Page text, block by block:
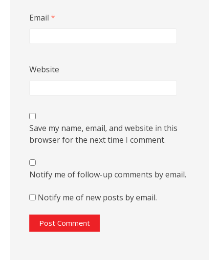
Email *
Website
Save my name, email, and website in this
browser for the next time I comment.
Notify me of follow-up comments by email.
Notify me of new posts by email.